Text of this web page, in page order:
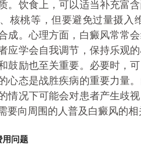
。饮食上，可以适当补充富
核桃等，但要避免过量摄入
成。心理方面，白癜风常常
应学会自我调节，保持乐观的
鼓励也至关重要。必要时，
心态是战胜疾病的重要力量
情况下可能会对患者产生歧
要向周围的人普及白癜风的相
用问题